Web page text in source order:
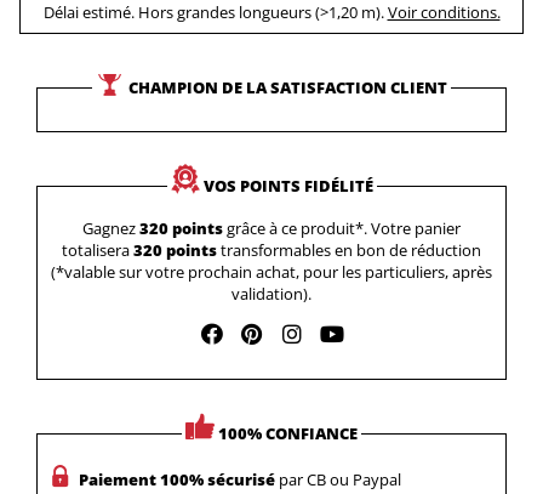
Délai estimé. Hors grandes longueurs (>1,20 m).Voir conditions.
CHAMPION DE LA SATISFACTION CLIENT
VOS POINTS FIDÉLITÉ
Gagnez320 pointsgrâce à ce produit*. Votre panier
totalisera320 pointstransformables en bon de réduction
(*valable sur votre prochain achat, pour les particuliers, après
validation).
100% CONFIANCE
Paiement 100% sécurisé par CB ou Paypal